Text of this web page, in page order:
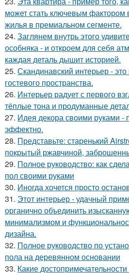
может стать ключевым фактором
жилья в премиальном сегменте.
24. Заглянем внутрь этого
особняка - и откроем для себя
каждая деталь дышит историей.
25. Скандинавский интерьер -
гостевого пространства.
26. Интерьер радует с первого
тёплые тона и продуманные
27. Идея декора своими руками -
эффектно.
28. Представьте: старенький
покрытый ржавчиной,
29. Полное руководство: как
пол своими руками
30. Иногда хочется просто
31. Этот интерьер - удачный
органично объединить
минимализмом и
дизайна.
32. Полное руководство по
пола на деревянном основании
33. Какие